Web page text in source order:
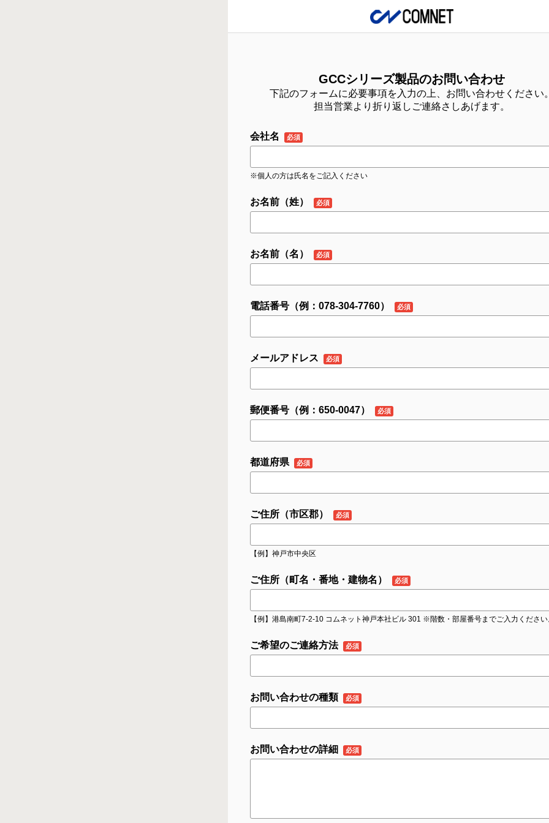
GCCシリーズ製品のお問い合わせ
下記のフォームに必要事項を入力の上、お問い合わせください
担当営業より折り返しご連絡さしあげます。
会社名
※個人の方は氏名をご記入ください
お名前（姓）
お名前（名）
電話番号（例：078-304-7760）
メールアドレス
郵便番号（例：650-0047）
都道府県
ご住所（市区郡）
【例】神戸市中央区
ご住所（町名・番地・建物名）
【例】港島南町7-2-10 コムネット神戸本社ビル 301 ※階数・部屋番号までご入力くださ
ご希望のご連絡方法
お問い合わせの種類
お問い合わせの詳細